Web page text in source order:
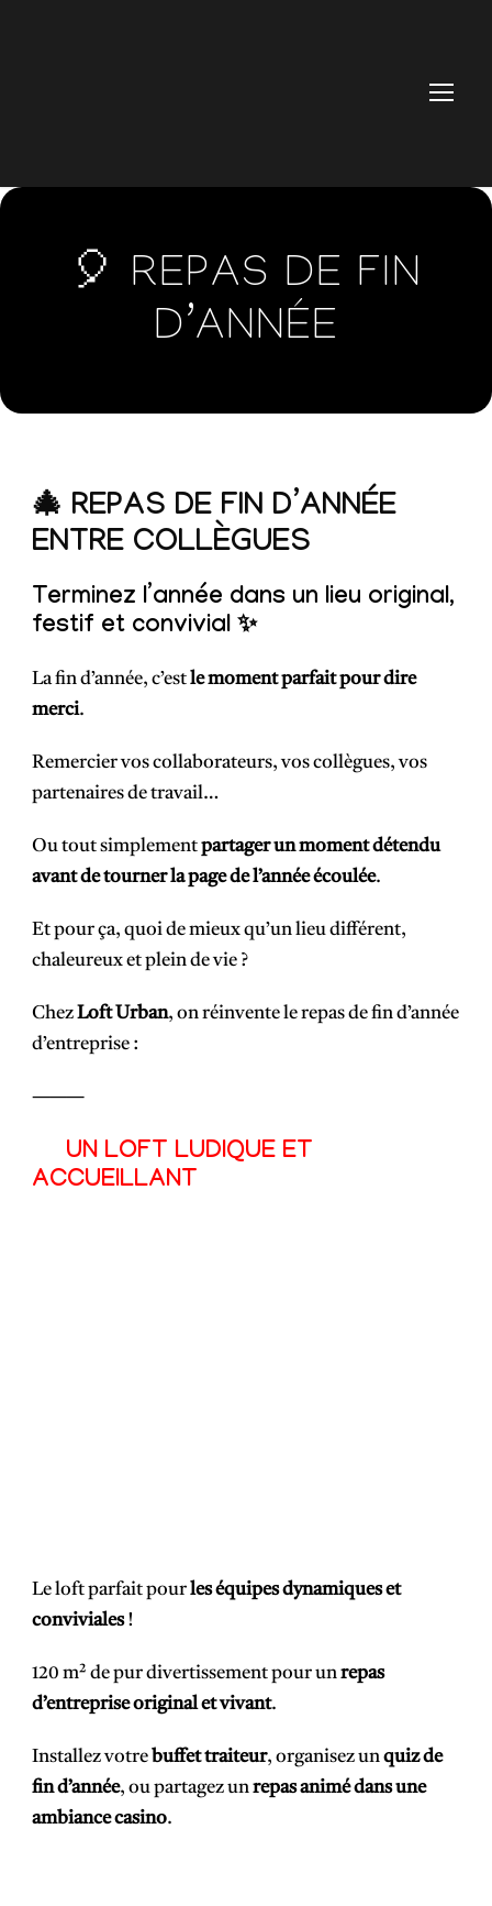
🎈​ REPAS DE FIN
D’ANNÉE
🎄 REPAS DE FIN D’ANNÉE
ENTRE COLLÈGUES
Terminez l’année dans un lieu original,
festif et convivial ✨
La fin d’année, c’estle moment parfait pour dire
merci.
Remercier vos collaborateurs, vos collègues, vos
partenaires de travail…
Ou tout simplementpartager un moment détendu
avant de tourner la page de l’année écoulée.
Et pour ça, quoi de mieux qu’un lieu différent,
chaleureux et plein de vie ?
ChezLoft Urban, on réinvente le repas de fin d’année
d’entreprise :
⸻
UN LOFT LUDIQUE ET
ACCUEILLANT
Le loft parfait pourles équipes dynamiques et
conviviales!
120 m² de pur divertissement pour unrepas
d’entreprise original et vivant.
Installez votre buffet traiteur, organisez unquiz de
fin d’année, ou partagez unrepas animé dans une
ambiance casino.